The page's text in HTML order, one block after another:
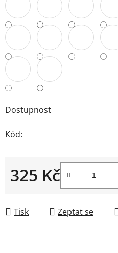
Dostupnost
Kód:
325 Kč
Tisk Zeptat se